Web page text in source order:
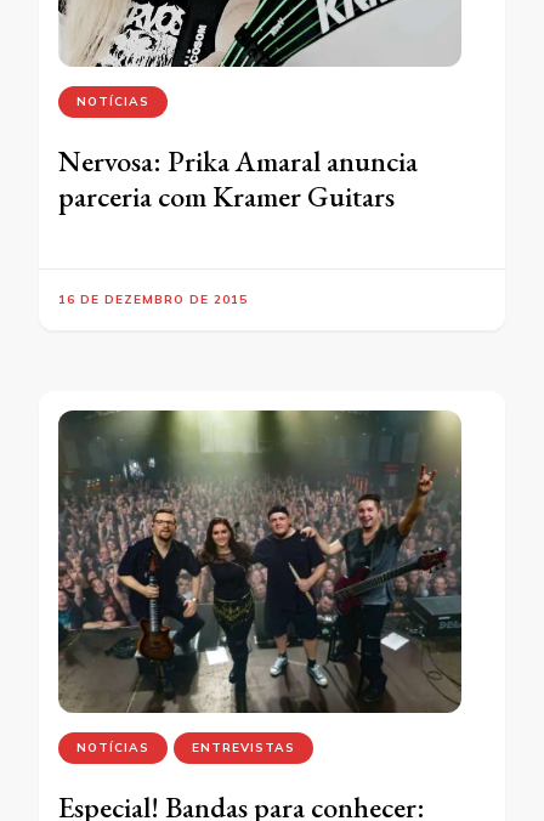
NOTÍCIAS
Nervosa: Prika Amaral anuncia
parceria com Kramer Guitars
16 DE DEZEMBRO DE 2015
NOTÍCIAS ENTREVISTAS
Especial! Bandas para conhecer: